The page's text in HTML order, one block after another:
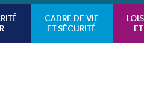
CADRE DE VIE
ET SÉCURITÉ